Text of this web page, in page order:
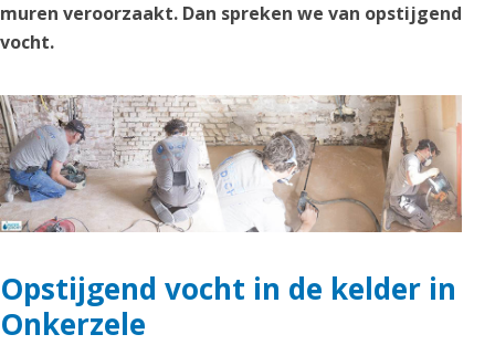
muren veroorzaakt. Dan spreken we van opstijgend
vocht.
Opstijgend vocht in de kelder in
Onkerzele